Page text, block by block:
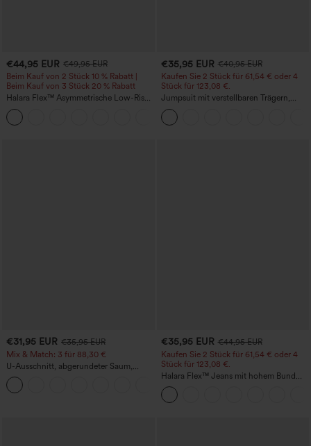
€44,95 EUR €49,95 EUR
Beim Kauf von 2 Stück 10 % Rabatt |
Beim Kauf von 3 Stück 20 % Rabatt
Halara Flex™ Asymmetrische Low-Rise-
Jeans mit Reißverschlusstaschen,
Baggy-Stil, weitem Bein, gewaschen,
lässig
€35,95 EUR €40,95 EUR
Kaufen Sie 2 Stück für 61,54 € oder 4
Stück für 123,08 €.
Jumpsuit mit verstellbaren Trägern,
gerafftem Detail, weitem Bein und
meliertem Stoff, lässig, mit Taschen -
Easy Peezy
€31,95 EUR €35,95 EUR
Mix & Match: 3 für 88,30 €
U-Ausschnitt, abgerundeter Saum,
InstantCool Yoga-Trägertop – UPF50+
€35,95 EUR €44,95 EUR
Kaufen Sie 2 Stück für 61,54 € oder 4
Stück für 123,08 €.
Halara Flex™ Jeans mit hohem Bund
und Taschen, gewaschener, lässiger
Bootcut